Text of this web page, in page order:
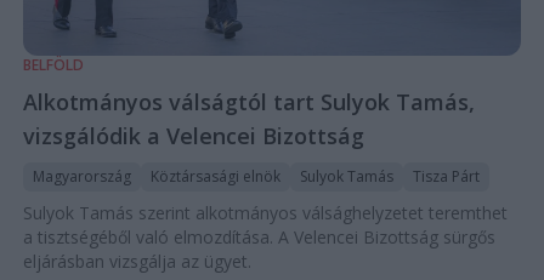
BELFÖLD
Alkotmányos válságtól tart Sulyok Tamás,
vizsgálódik a Velencei Bizottság
Magyarország Köztársasági elnök Sulyok Tamás Tisza Párt
Sulyok Tamás szerint alkotmányos válsághelyzetet teremthet
a tisztségéből való elmozdítása. A Velencei Bizottság sürgős
eljárásban vizsgálja az ügyet.